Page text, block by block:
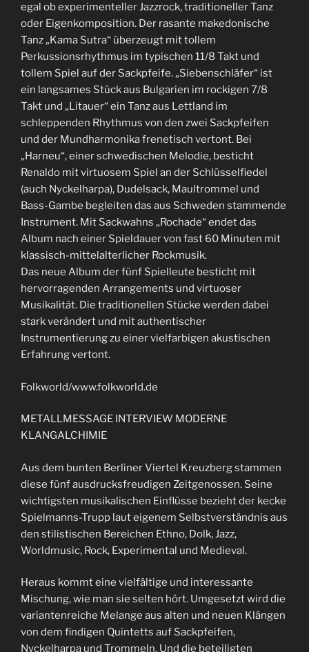
egal ob experimenteller Jazzrock, traditioneller Tanz
oder Eigenkomposition. Der rasante makedonische
Tanz „Kama Sutra“ überzeugt mit tollem
Perkussionsrhythmus im typischen 11/8 Takt und
tollem Spiel auf der Sackpfeife. „Siebenschläfer“ ist
ein langsames Stück aus Bulgarien im rockigen 7/8
Takt und „Litauer“ ein Tanz aus Lettland im
schleppenden Rhythmus von den zwei Sackpfeifen
und der Mundharmonika frenetisch vertont. Bei
„Harneu“, einer schwedischen Melodie, besticht
Renaldo mit virtuosem Spiel an der Schlüsselfiedel
(auch Nyckelharpa), Dudelsack, Maultrommel und
Bass-Gambe begleiten das aus Schweden stammende
Instrument. Mit Sackwahns „Rochade“ endet das
Album nach einer Spieldauer von fast 60 Minuten mit
klassisch-mittelalterlicher Rockmusik.
Das neue Album der fünf Spielleute besticht mit
hervorragenden Arrangements und virtuoser
Musikalität. Die traditionellen Stücke werden dabei
stark verändert und mit authentischer
Instrumentierung zu einer vielfarbigen akustischen
Erfahrung vertont.
Folkworld/www.folkworld.de
METALLMESSAGE INTERVIEW MODERNE
KLANGALCHIMIE
Aus dem bunten Berliner Viertel Kreuzberg stammen
diese fünf ausdrucksfreudigen Zeitgenossen. Seine
wichtigsten musikalischen Einflüsse bezieht der kecke
Spielmanns-Trupp laut eigenem Selbstverständnis aus
den stilistischen Bereichen Ethno, Dolk, Jazz,
Worldmusic, Rock, Experimental und Medieval.
Heraus kommt eine vielfältige und interessante
Mischung, wie man sie selten hört. Umgesetzt wird die
variantenreiche Melange aus alten und neuen Klängen
von dem findigen Quintetts auf Sackpfeifen,
Nyckelharpa und Trommeln. Und die beteiligten